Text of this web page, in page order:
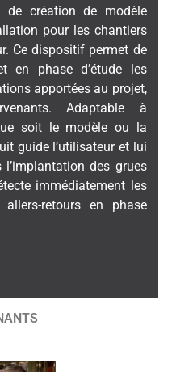
création de modèle
pour les chantiers
Ce dispositif permet de
en phase d’étude les
apportées au projet,
Adaptable à
soit le modèle ou la
guide l’utilisateur et lui
des grues
immédiatement les
retours en phase